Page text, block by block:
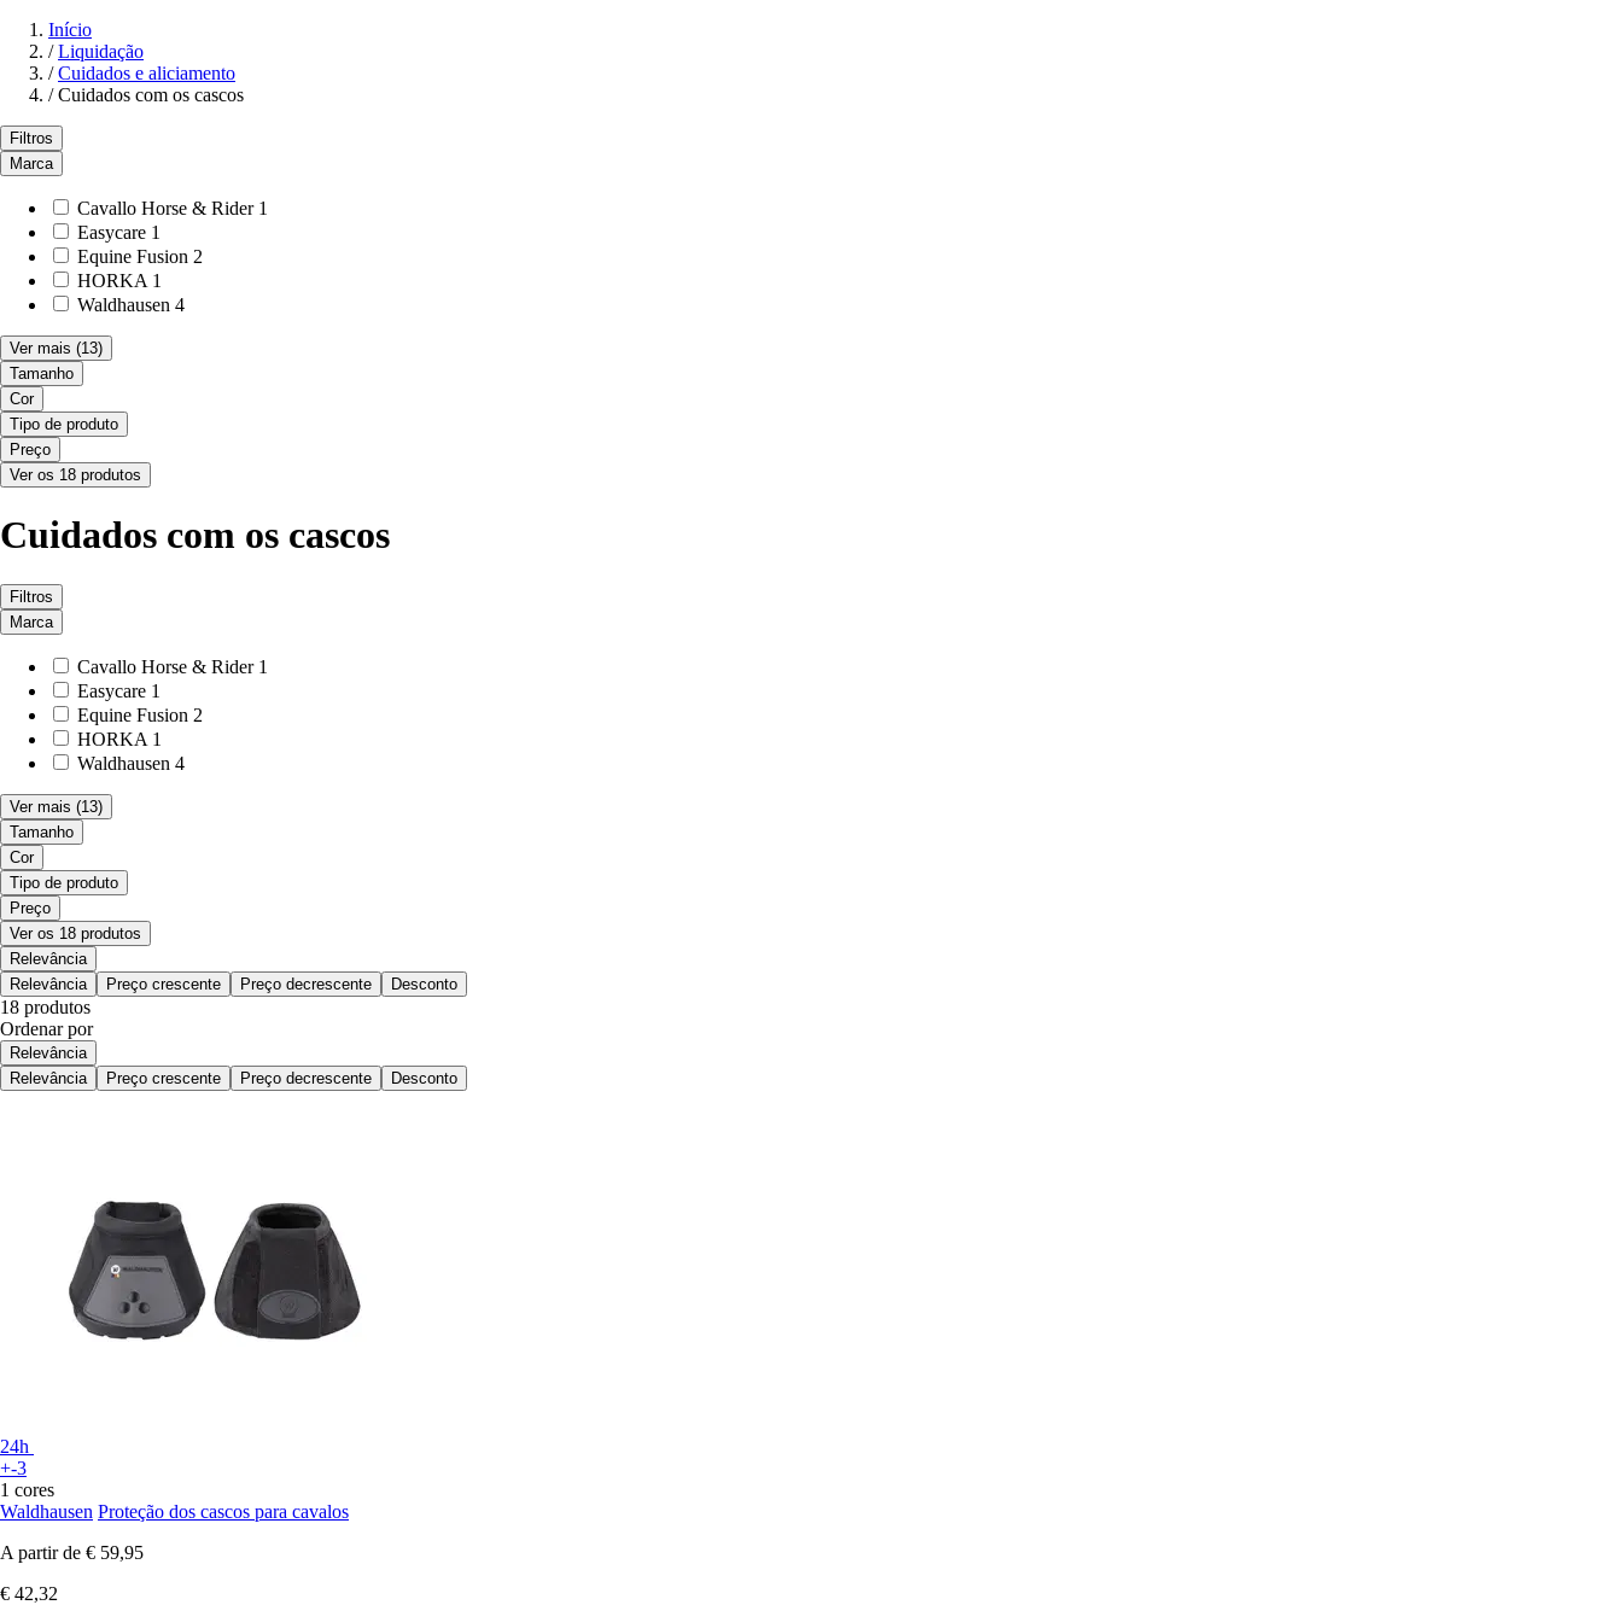
Início
/ Liquidação
/ Cuidados e aliciamento
/ Cuidados com os cascos
Filtros
Marca
Cavallo Horse & Rider 1
Easycare 1
Equine Fusion 2
HORKA 1
Waldhausen 4
Ver mais (13)
Tamanho
Cor
Tipo de produto
Preço
Ver os 18 produtos
Cuidados com os cascos
Filtros
Marca
Cavallo Horse & Rider 1
Easycare 1
Equine Fusion 2
HORKA 1
Waldhausen 4
Ver mais (13)
Tamanho
Cor
Tipo de produto
Preço
Ver os 18 produtos
Relevância
Relevância
Preço crescente Preço decrescente Desconto
18 produtos
Ordenar por
Relevância
Relevância
Preço crescente Preço decrescente Desconto
24h
+-3
1 cores
Waldhausen Proteção dos cascos para cavalos
A partir de € 59,95
€ 42,32